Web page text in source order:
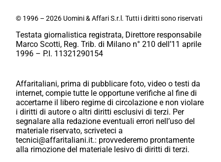
© 1996 – 2026 Uomini & Affari S.r.l. Tutti i diritti sono riservati
Testata giornalistica registrata, Direttore responsabile
Marco Scotti, Reg. Trib. di Milano n° 210 dell’11 aprile
1996 – P.I. 11321290154
Affaritaliani, prima di pubblicare foto, video o testi da
internet, compie tutte le opportune verifiche al fine di
accertarne il libero regime di circolazione e non violare
i diritti di autore o altri diritti esclusivi di terzi. Per
segnalare alla redazione eventuali errori nell’uso del
materiale riservato, scriveteci a
tecnici@affaritaliani.it.: provvederemo prontamente
alla rimozione del materiale lesivo di diritti di terzi.